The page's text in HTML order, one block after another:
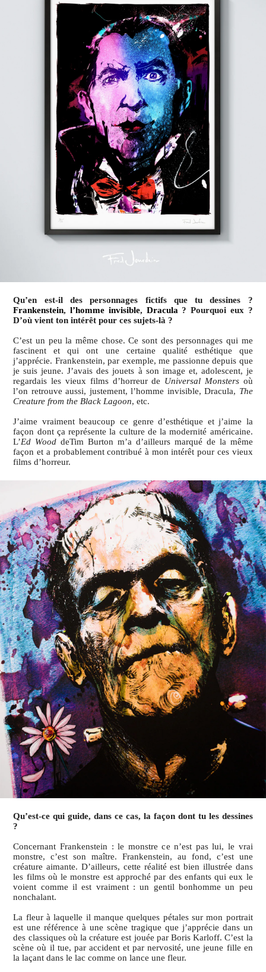
Qu’en est-il des personnages fictifs que tu dessines ?
Frankenstein, l’homme invisible, Dracula ? Pourquoi eux ?
D’où vient ton intérêt pour ces sujets-là ?
C’est un peu la même chose. Ce sont des personnages qui me
fascinent et qui ont une certaine qualité esthétique que
j’apprécie. Frankenstein, par exemple, me passionne depuis que
je suis jeune. J’avais des jouets à son image et, adolescent, je
regardais les vieux films d’horreur de Universal Monstersoù
l’on retrouve aussi, justement, l’homme invisible, Dracula, The
Creature from the Black Lagoon, etc.
J’aime vraiment beaucoup ce genre d’esthétique et j’aime la
façon dont ça représente la culture de la modernité américaine.
L’Ed Wood deTim Burton m’a d’ailleurs marqué de la même
façon et a probablement contribué à mon intérêt pour ces vieux
films d’horreur.
Qu’est-ce qui guide, dans ce cas, la façon dont tu les dessines
?
Concernant Frankenstein : le monstre ce n’est pas lui, le vrai
monstre, c’est son maître. Frankenstein, au fond, c’est une
créature aimante. D’ailleurs, cette réalité est bien illustrée dans
les films où le monstre est approché par des enfants qui eux le
voient comme il est vraiment : un gentil bonhomme un peu
nonchalant.
La fleur à laquelle il manque quelques pétales sur mon portrait
est une référence à une scène tragique que j’apprécie dans un
des classiques où la créature est jouée par Boris Karloff. C’est la
scène où il tue, par accident et par nervosité, une jeune fille en
la laçant dans le lac comme on lance une fleur.